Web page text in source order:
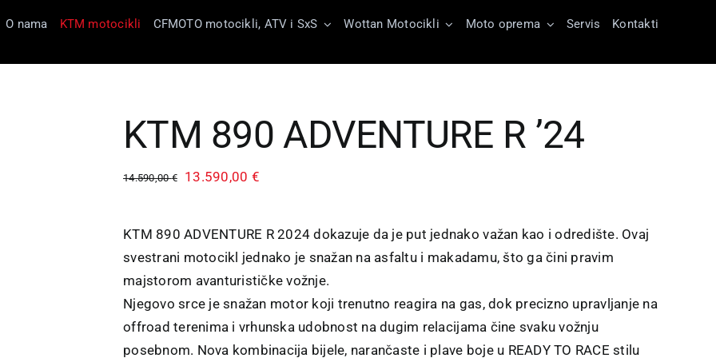
O nama KTM motocikli CFMOTO motocikli, ATV i SxS Wottan Motocikli Moto oprema Servis Kontakti
KTM 890 ADVENTURE R ’24
14.590,00€
Izvorna
14.590,00 €.
13.590,00 €Trenutna
KTM 890 ADVENTURE R 2024 dokazuje da je put jednako važan kao i odredište. Ovaj
svestrani motocikl jednako je snažan na asfaltu i makadamu, što ga čini pravim
majstorom avanturističke vožnje.
Njegovo srce je snažan motor koji trenutno reagira na gas, dok precizno upravljanje na
offroad terenima i vrhunska udobnost na dugim relacijama čine svaku vožnju
posebnom. Nova kombinacija bijele, narančaste i plave boje u READY TO RACE stilu